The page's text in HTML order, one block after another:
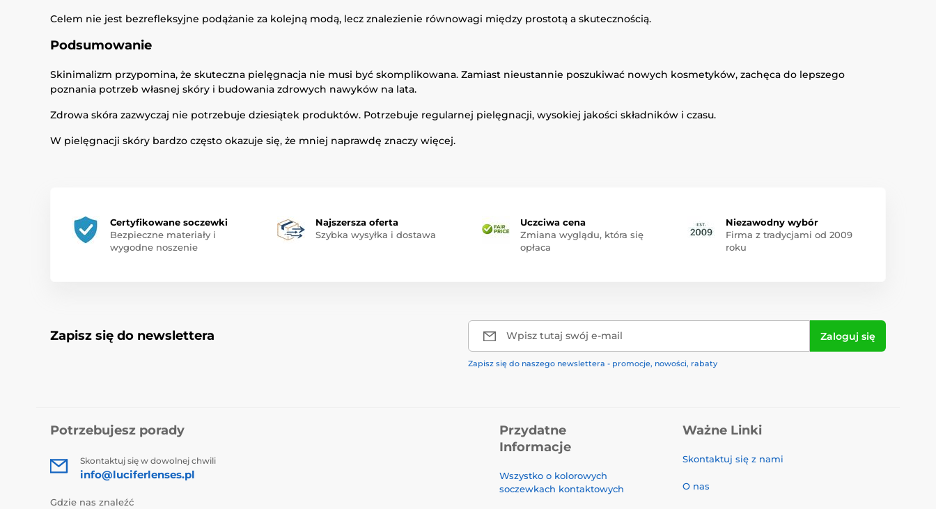
Celem nie jest bezrefleksyjne podążanie za kolejną modą, lecz znalezienie równowagi między prostotą a skutecznością.
Podsumowanie
Skinimalizm przypomina, że skuteczna pielęgnacja nie musi być skomplikowana. Zamiast nieustannie poszukiwać nowych kosmetyków, zachęca do lepszego
poznania potrzeb własnej skóry i budowania zdrowych nawyków na lata.
Zdrowa skóra zazwyczaj nie potrzebuje dziesiątek produktów. Potrzebuje regularnej pielęgnacji, wysokiej jakości składników i czasu.
W pielęgnacji skóry bardzo często okazuje się, że mniej naprawdę znaczy więcej.
Certyfikowane soczewki
Bezpieczne materiały i
wygodne noszenie
Najszersza oferta
Szybka wysyłka i dostawa
Uczciwa cena
Zmiana wyglądu, która się
opłaca
Niezawodny wybór
Firma z tradycjami od 2009
roku
Zapisz się do newslettera Wpisz tutaj swój e-mail Zaloguj się
Zapisz się do naszego newslettera - promocje, nowości, rabaty
Potrzebujesz porady
Skontaktuj się w dowolnej chwili
info@luciferlenses.pl
Gdzie nas znaleźć
Przydatne
Informacje
Wszystko o kolorowych
soczewkach kontaktowych
Ważne Linki
Skontaktuj się z nami
O nas